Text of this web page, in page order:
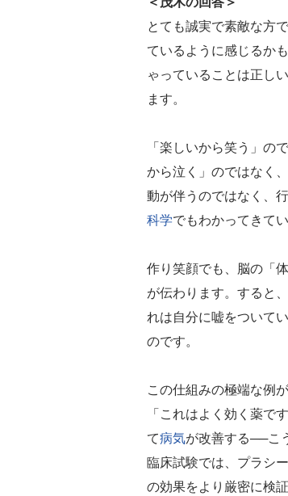
とても誠実で素敵な方
ているように感じるか
ゃっていることは正し
ます。
「楽しいから笑う」の
から泣く」のではなく
動が伴うのではなく、
科学でもわかってきてい
作り笑顔でも、脳の「
が伝わります。すると
れは自分に嘘をついて
のです。
この仕組みの極端な例
「これはよく効く薬で
て病気が改善する──こ
臨床試験では、プラシ
の効果をより厳密に検